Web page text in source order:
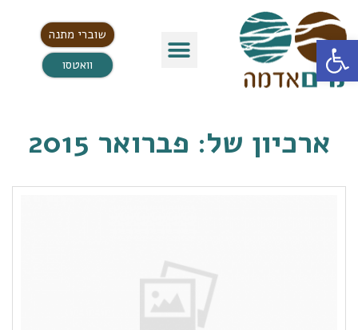
פתח סרגל נגישות
שוברי מתנה
וואטסו
ארכיון של: פברואר 2015